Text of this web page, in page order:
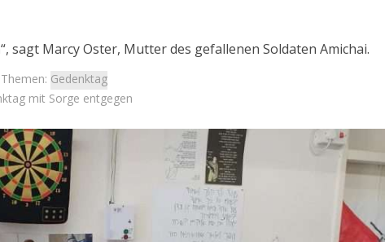
sagt Marcy Oster, Mutter des gefallenen Soldaten Amichai.
Gedenktag
mit Sorge entgegen